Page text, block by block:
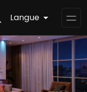
Langue